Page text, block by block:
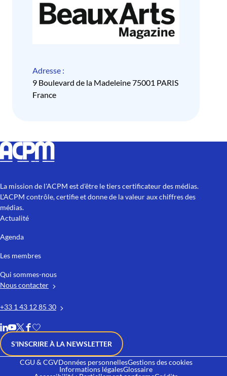
Adresse :
9 Boulevard de la Madeleine 75001 PARIS
France
La mission de l'ACPM est d'être le tiers certificateur des médias.
L'ACPM contrôle, certifie et donne de la valeur aux chiffres des
médias.
Actualité
Agenda
Les membres
Qui sommes-nous
Nous contacter
+33 1 43 12 85 30
S'INSCRIRE À LA NEWSLETTER
CGU & CGVDonnées personnellesGestions des cookies
Informations légalesGlossaire